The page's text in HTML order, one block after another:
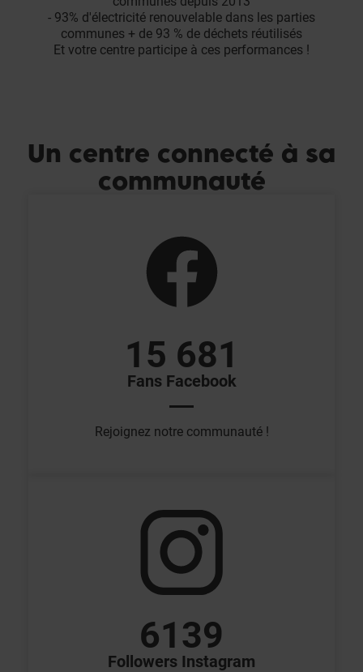
- 93% d'électricité renouvelable dans les parties
communes + de 93 % de déchets réutilisés
Et votre centre participe à ces performances !
Un centre connecté à sa
communauté
15 681
Fans Facebook
Rejoignez notre communauté !
6139
Followers Instagram